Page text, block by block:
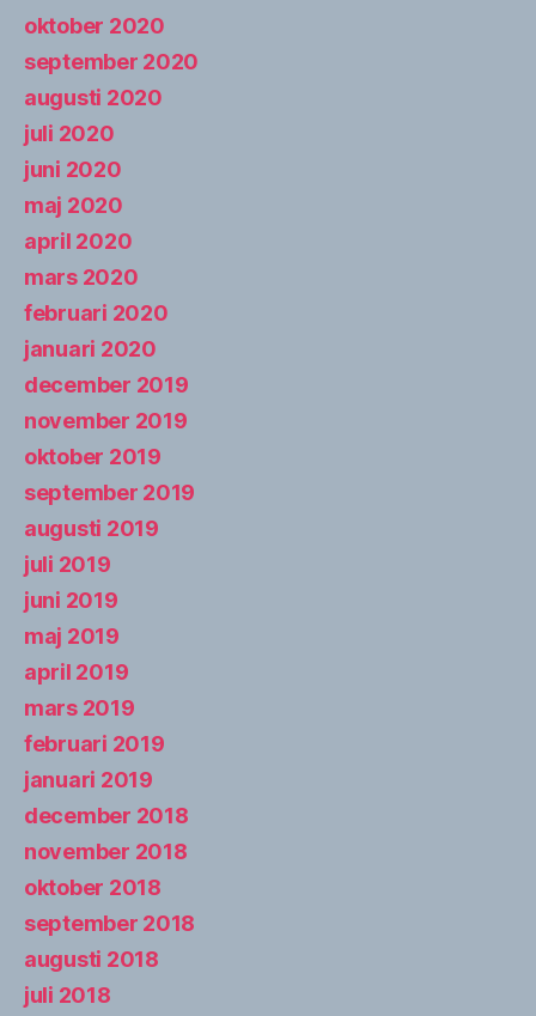
oktober 2020
september 2020
augusti 2020
juli 2020
juni 2020
maj 2020
april 2020
mars 2020
februari 2020
januari 2020
december 2019
november 2019
oktober 2019
september 2019
augusti 2019
juli 2019
juni 2019
maj 2019
april 2019
mars 2019
februari 2019
januari 2019
december 2018
november 2018
oktober 2018
september 2018
augusti 2018
juli 2018